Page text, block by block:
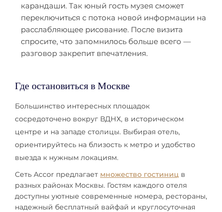
карандаши. Так юный гость музея сможет
переключиться с потока новой информации на
расслабляющее рисование. После визита
спросите, что запомнилось больше всего —
разговор закрепит впечатления.
Где остановиться в Москве
Большинство интересных площадок
сосредоточено вокруг ВДНХ, в историческом
центре и на западе столицы. Выбирая отель,
ориентируйтесь на близость к метро и удобство
выезда к нужным локациям.
Сеть Accor предлагает множество гостиниц в
разных районах Москвы. Гостям каждого отеля
доступны уютные современные номера, рестораны,
надежный бесплатный вайфай и круглосуточная